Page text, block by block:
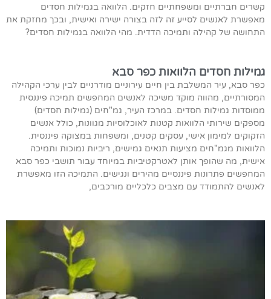
קשרים חברתיים ומשפחתיים חזקים. הלוואה בגמילות חסדים
מאפשרת לאנשים לסייע זה לזה בצורה ישירה ואישית, ובכך מחזקת את
התחושה של קהילה ותמיכה הדדית. מהי הלוואה בגמילות חסדים?
גמילות חסדים הלוואות כפר סבא
כפר סבא, עיר המשלבת בין חיים עירוניים מודרניים לבין ערכי הקהילה
המסורתיים, מהווה מוקד משיכה לאנשים המחפשים תמיכה פיננסית
ממוסדות גמילות חסדים. במרכז העיר, גמ"חים (גמילות חסדים)
מספקים שירותי הלוואות קטנות לאוכלוסיות מגוונות, כולל אנשים
הזקוקים למימון אישי, עסקים קטנים, ומשפחות במצוקה פיננסית.
הלוואות מגמ"חים מציעות תנאים גמישים, ריביות נמוכות ותמיכה
אישית, מה שהופך אותן לאטרקטיביות במיוחד עבור תושבי כפר סבא
המחפשים פתרונות פיננסיים מהירים ונגישים. התמיכה הזו מאפשרת
לאנשים להתמודד עם מצבים כלכליים מורכבים,